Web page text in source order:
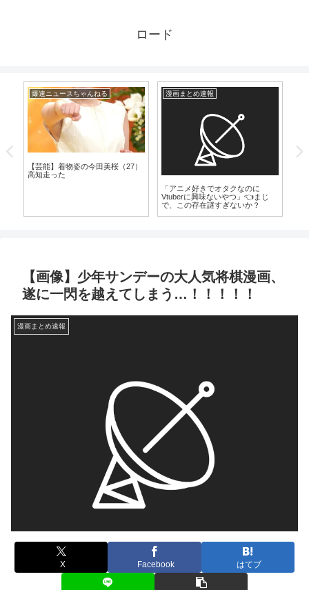
ロード
爆速ニュースちゃんねる
【芸能】着物姿の今田美桜（27）
高知走った
漫画まとめ速報
「アニメ好きでオタクなのに
Vtuberに興味ないやつ」👈まじ
で、この存在謎すぎないか？
【画像】少年サンデーの大人気将棋漫画、
遂に一閃を越えてしまう…！！！！！
漫画まとめ速報
X Facebook はてブ